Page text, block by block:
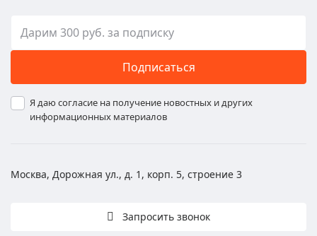
Подписаться
Я даю согласие на получение новостных и других
информационных материалов
Москва, Дорожная ул., д. 1, корп. 5, строение 3
Запросить звонок